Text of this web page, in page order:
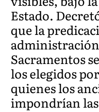
Estado.
que la
Sacramentos
los elegidos
quienes los
impondrían